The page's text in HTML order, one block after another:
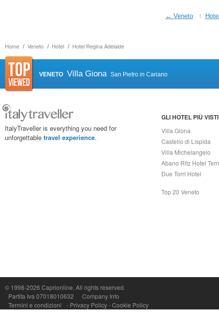
Home Veneto Hotel Hotel Regina Adelaide
← Veneto
VENETO Villa Giona San Pietro in Cariano
ItalyTraveller is everything you need for
unforgettable travel experience.
GLI HOTEL PIÙ VISTI
Villa Giona
Castello di Lispida
Villa Michelangelo
Abano Ritz Hotel
Due Torri Hotel
Top 20 Veneto
© 1998-2026 Caprionline. All rights reserved.
Partita Iva 07018010632
Company Info
Termini e condizioni
- Privacy Policy-Cookie Policy
Capri On Line Srl, Via Le Botteghe 10a - 80073 CAPRI (NA) Italy
P.Iva, C.F. e n.Reg.Imprese Napoli: 07018010632 - Rea n.557643